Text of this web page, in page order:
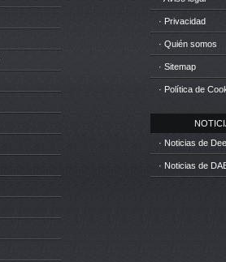
· Privacidad
· Quién somos
· Sitemap
· Política de
· Noticias de
· Noticias de